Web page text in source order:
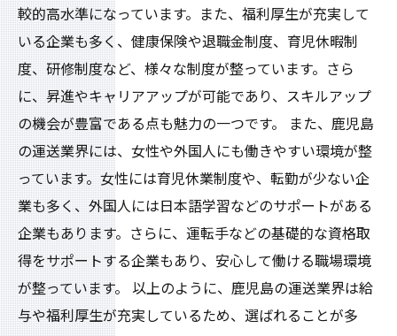
較的高水準になっています。また、福利厚生が充実して
いる企業も多く、健康保険や退職金制度、育児休暇制
度、研修制度など、様々な制度が整っています。さら
に、昇進やキャリアアップが可能であり、スキルアップ
の機会が豊富である点も魅力の一つです。 また、鹿児島
の運送業界には、女性や外国人にも働きやすい環境が整
っています。女性には育児休業制度や、転勤が少ない企
業も多く、外国人には日本語学習などのサポートがある
企業もあります。さらに、運転手などの基礎的な資格取
得をサポートする企業もあり、安心して働ける職場環境
が整っています。 以上のように、鹿児島の運送業界は給
与や福利厚生が充実しているため、選ばれることが多